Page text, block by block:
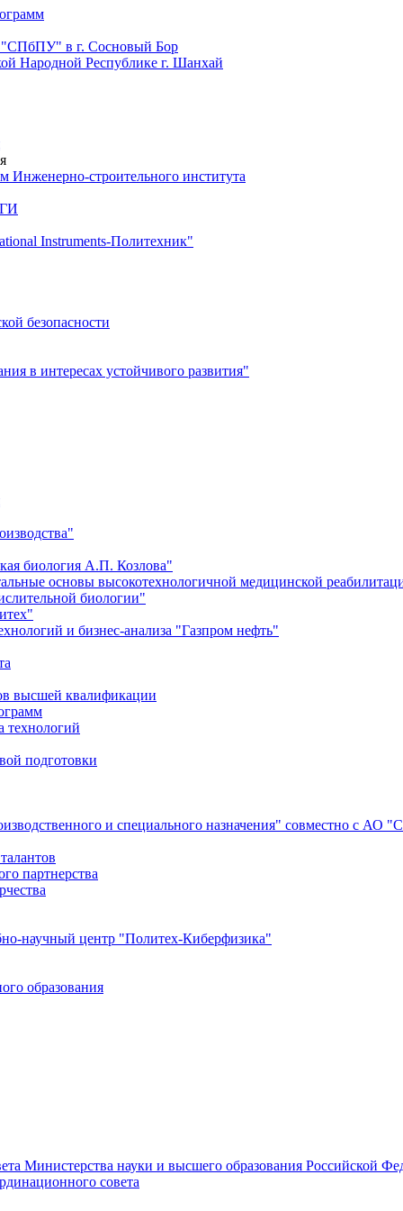
"СПбПУ" в г. Сосновый Бор
Народной Республике г. Шанхай
строительного института
Instruments-Политехник"
безопасности
в интересах устойчивого развития"
биология А.П. Козлова"
основы высокотехнологичной медицинской
биологии"
и бизнес-анализа "Газпром нефть"
высшей квалификации
технологий
подготовки
и специального назначения" совместно с
партнерства
научный центр "Политех-Киберфизика"
образования
Министерства науки и высшего образования Российской
совета